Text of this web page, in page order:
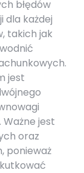
błędów
dla każdej
takich jak
jest
jest
oraz
ponieważ